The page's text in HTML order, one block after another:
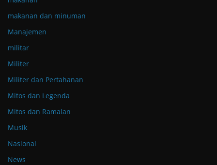
makanan dan minuman
Manajemen
militar
Militer
Militer dan Pertahanan
Mitos dan Legenda
Mitos dan Ramalan
Musik
Nasional
News